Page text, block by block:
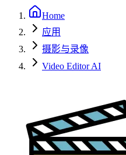
Home
应用
摄影与录像
Video Editor AI